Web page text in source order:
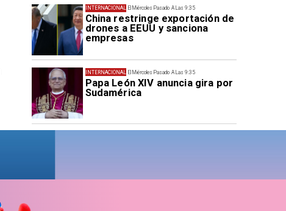
El Miércoles Pasado A Las 9:35
China restringe exportación de
drones a EEUU y sanciona
empresas
INTERNACIONAL
El Miércoles Pasado A Las 9:35
Papa León XIV anuncia gira por
Sudamérica
INTERNACIONAL